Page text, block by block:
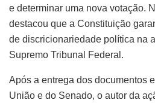
e determinar uma nova votação.
destacou que a Constituição
de discricionariedade política na
Supremo Tribunal Federal.
Após a entrega dos documentos
União e do Senado, o autor da